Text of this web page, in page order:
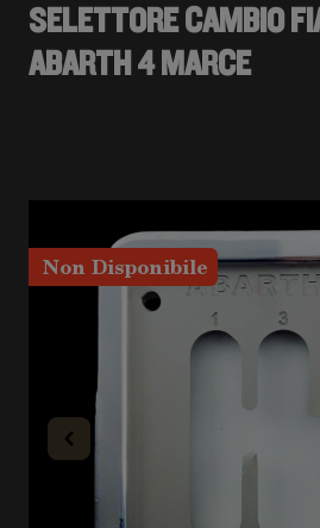
SELETTORE CAMBIO
ABARTH 4 MARCE
Non Disponibile